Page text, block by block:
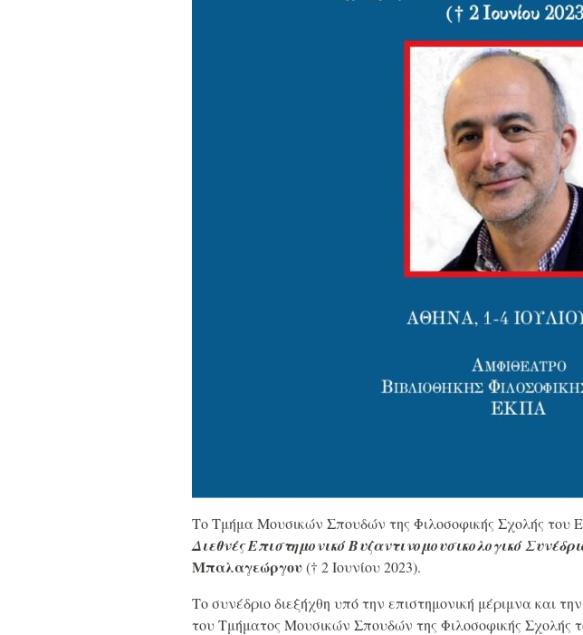
Το Τμήμα Μουσικών Σπουδών της Φιλοσοφικής Σχολής του
Διεθνές Eπιστημονικό Bυζαντινομουσικολογικό
Μπαλαγεώργου(† 2 Ιουνίου 2023).
Το συνέδριο διεξήχθη υπό την επιστημονική μέριμνα και
του Τμήματος Μουσικών Σπουδών της Φιλοσοφικής Σχολής